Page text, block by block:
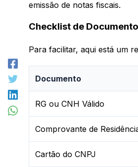
emissão de notas fiscais.
Checklist de
Para facilitar, aqui está um
Documento
RG ou CNH Válido
Comprovante de
Cartão do CNPJ